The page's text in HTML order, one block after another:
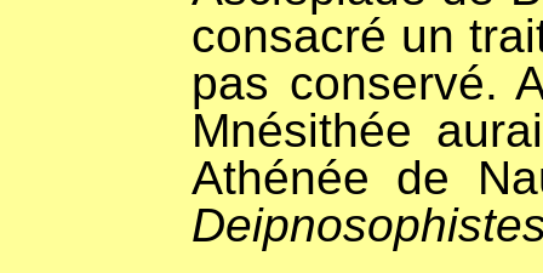
consacré un
pas conservé.
Mnésithée
Athénée de